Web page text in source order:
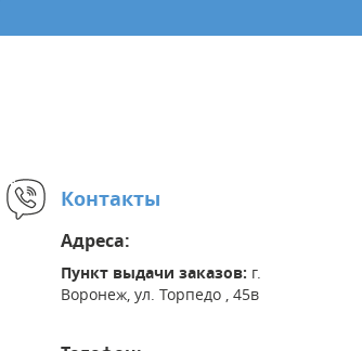
Контакты
Адреса:
Пункт выдачи заказов: г.
Воронеж, ул. Торпедо , 45в